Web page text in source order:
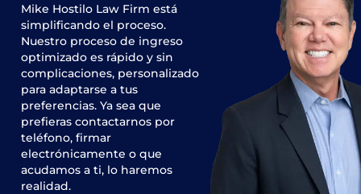
Mike Hostilo Law Firm está
simplificando el proceso.
Nuestro proceso de ingreso
optimizado es rápido y sin
complicaciones, personalizado
para adaptarse a tus
preferencias. Ya sea que
prefieras contactarnos por
teléfono, firmar
electrónicamente o que
acudamos a ti, lo haremos
realidad.